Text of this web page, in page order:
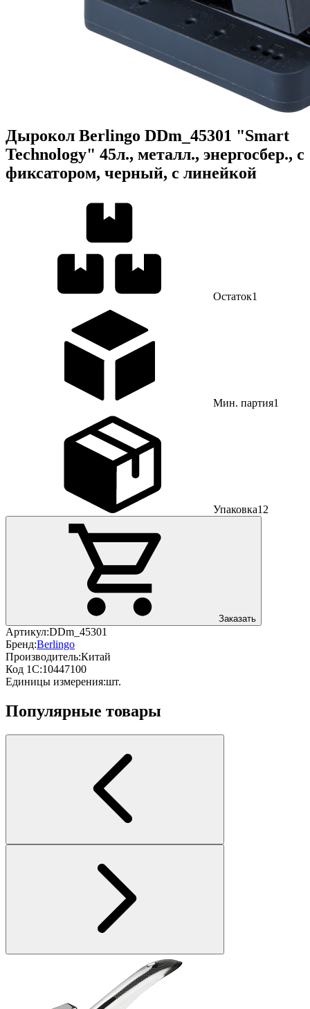
Дырокол Berlingo DDm_45301 "Smart
Technology" 45л., металл., энергосбер., с
фиксатором, черный, с линейкой
Остаток1
Мин. партия1
Упаковка12
Заказать
Артикул:DDm_45301
Бренд:Berlingo
Производитель:Китай
Код 1С:10447100
Единицы измерения:шт.
Популярные товары